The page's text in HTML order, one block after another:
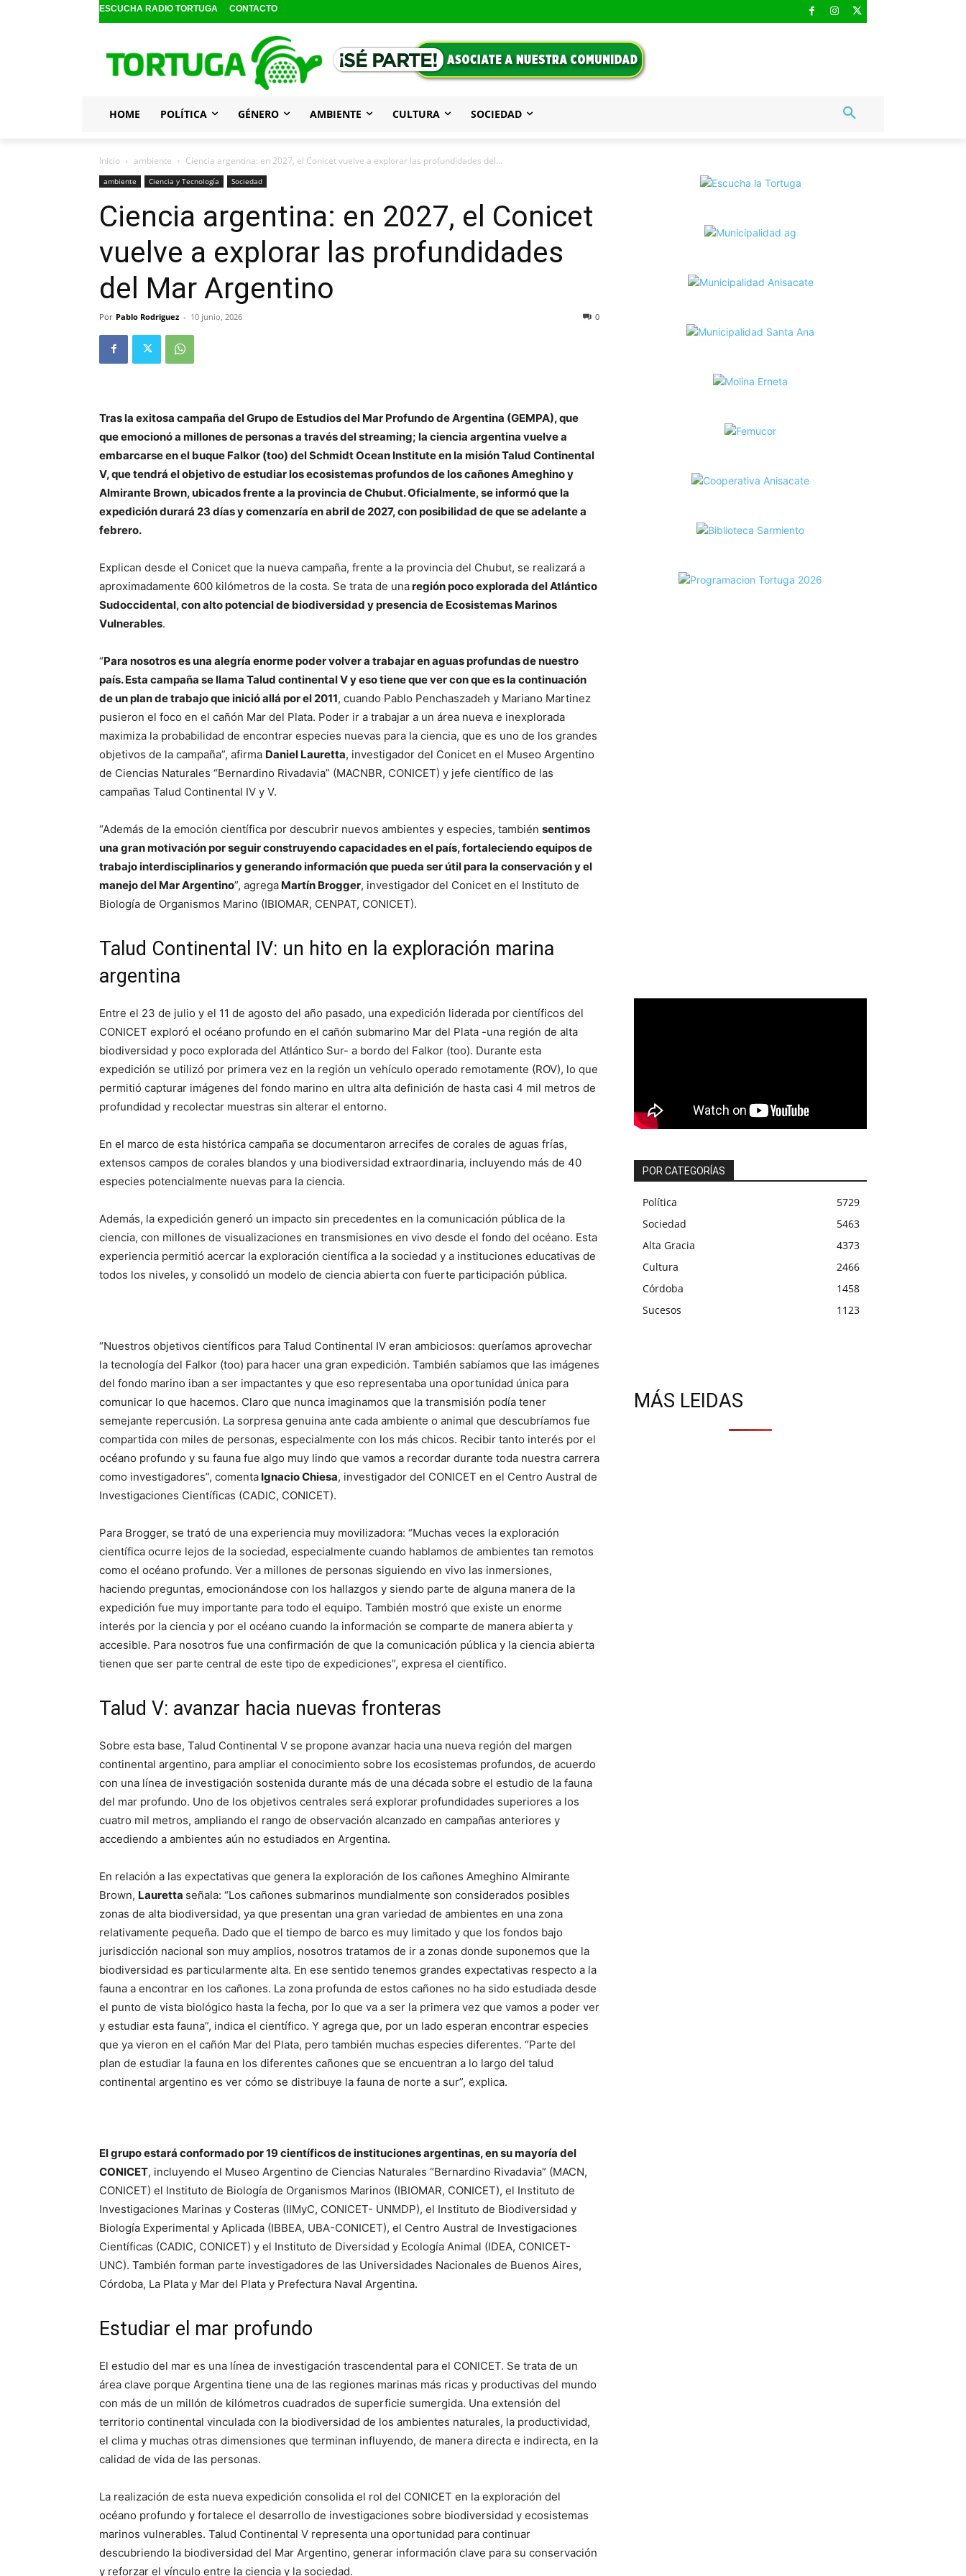
ESCUCHA RADIO TORTUGA CONTACTO
HOME POLÍTICA GÉNERO AMBIENTE CULTURA SOCIEDAD
Inicio ambiente Ciencia argentina: en 2027, el Conicet vuelve a explorar las profundidades del...
ambiente Ciencia y Tecnología Sociedad
Ciencia argentina: en 2027, el Conicet
vuelve a explorar las profundidades
del Mar Argentino
Por Pablo Rodriguez - 10 junio, 2026 0
Tras la exitosa campaña del Grupo de Estudios del Mar Profundo de Argentina (GEMPA), que
que emocionó a millones de personas a través del streaming; la ciencia argentina vuelve a
embarcarse en el buque Falkor (too) del Schmidt Ocean Institute en la misión Talud Continental
V, que tendrá el objetivo de estudiar los ecosistemas profundos de los cañones Ameghino y
Almirante Brown, ubicados frente a la provincia de Chubut. Oficialmente, se informó que la
expedición durará 23 días y comenzaría en abril de 2027, con posibilidad de que se adelante a
febrero.
Explican desde el Conicet que la nueva campaña, frente a la provincia del Chubut, se realizará a
aproximadamente 600 kilómetros de la costa. Se trata de unaregión poco explorada del Atlántico
Sudoccidental, con alto potencial de biodiversidad y presencia de Ecosistemas Marinos
Vulnerables.
“Para nosotros es una alegría enorme poder volver a trabajar en aguas profundas de nuestro
país. Esta campaña se llama Talud continental V y eso tiene que ver con que es la continuación
de un plan de trabajo que inició allá por el 2011, cuando Pablo Penchaszadeh y Mariano Martinez
pusieron el foco en el cañón Mar del Plata. Poder ir a trabajar a un área nueva e inexplorada
maximiza la probabilidad de encontrar especies nuevas para la ciencia, que es uno de los grandes
objetivos de la campaña”, afirma Daniel Lauretta, investigador del Conicet en el Museo Argentino
de Ciencias Naturales “Bernardino Rivadavia” (MACNBR, CONICET) y jefe científico de las
campañas Talud Continental IV y V.
“Además de la emoción científica por descubrir nuevos ambientes y especies, también sentimos
una gran motivación por seguir construyendo capacidades en el país, fortaleciendo equipos de
trabajo interdisciplinarios y generando información que pueda ser útil para la conservación y el
manejo del Mar Argentino”, agrega Martín Brogger, investigador del Conicet en el Instituto de
Biología de Organismos Marino (IBIOMAR, CENPAT, CONICET).
Talud Continental IV: un hito en la exploración marina
argentina
Entre el 23 de julio y el 11 de agosto del año pasado, una expedición liderada por científicos del
CONICET exploró el océano profundo en el cañón submarino Mar del Plata -una región de alta
biodiversidad y poco explorada del Atlántico Sur- a bordo del Falkor (too). Durante esta
expedición se utilizó por primera vez en la región un vehículo operado remotamente (ROV), lo que
permitió capturar imágenes del fondo marino en ultra alta definición de hasta casi 4 mil metros de
profundidad y recolectar muestras sin alterar el entorno.
En el marco de esta histórica campaña se documentaron arrecifes de corales de aguas frías,
extensos campos de corales blandos y una biodiversidad extraordinaria, incluyendo más de 40
especies potencialmente nuevas para la ciencia.
Además, la expedición generó un impacto sin precedentes en la comunicación pública de la
ciencia, con millones de visualizaciones en transmisiones en vivo desde el fondo del océano. Esta
experiencia permitió acercar la exploración científica a la sociedad y a instituciones educativas de
todos los niveles, y consolidó un modelo de ciencia abierta con fuerte participación pública.
“Nuestros objetivos científicos para Talud Continental IV eran ambiciosos: queríamos aprovechar
la tecnología del Falkor (too) para hacer una gran expedición. También sabíamos que las imágenes
del fondo marino iban a ser impactantes y que eso representaba una oportunidad única para
comunicar lo que hacemos. Claro que nunca imaginamos que la transmisión podía tener
semejante repercusión. La sorpresa genuina ante cada ambiente o animal que descubríamos fue
compartida con miles de personas, especialmente con los más chicos. Recibir tanto interés por el
océano profundo y su fauna fue algo muy lindo que vamos a recordar durante toda nuestra carrera
como investigadores”, comenta Ignacio Chiesa, investigador del CONICET en el Centro Austral de
Investigaciones Científicas (CADIC, CONICET).
Para Brogger, se trató de una experiencia muy movilizadora: “Muchas veces la exploración
científica ocurre lejos de la sociedad, especialmente cuando hablamos de ambientes tan remotos
como el océano profundo. Ver a millones de personas siguiendo en vivo las inmersiones,
haciendo preguntas, emocionándose con los hallazgos y siendo parte de alguna manera de la
expedición fue muy importante para todo el equipo. También mostró que existe un enorme
interés por la ciencia y por el océano cuando la información se comparte de manera abierta y
accesible. Para nosotros fue una confirmación de que la comunicación pública y la ciencia abierta
tienen que ser parte central de este tipo de expediciones”, expresa el científico.
Talud V: avanzar hacia nuevas fronteras
Sobre esta base, Talud Continental V se propone avanzar hacia una nueva región del margen
continental argentino, para ampliar el conocimiento sobre los ecosistemas profundos, de acuerdo
con una línea de investigación sostenida durante más de una década sobre el estudio de la fauna
del mar profundo. Uno de los objetivos centrales será explorar profundidades superiores a los
cuatro mil metros, ampliando el rango de observación alcanzado en campañas anteriores y
accediendo a ambientes aún no estudiados en Argentina.
En relación a las expectativas que genera la exploración de los cañones Ameghino Almirante
Brown, Lauretta señala: “Los cañones submarinos mundialmente son considerados posibles
zonas de alta biodiversidad, ya que presentan una gran variedad de ambientes en una zona
relativamente pequeña. Dado que el tiempo de barco es muy limitado y que los fondos bajo
jurisdicción nacional son muy amplios, nosotros tratamos de ir a zonas donde suponemos que la
biodiversidad es particularmente alta. En ese sentido tenemos grandes expectativas respecto a la
fauna a encontrar en los cañones. La zona profunda de estos cañones no ha sido estudiada desde
el punto de vista biológico hasta la fecha, por lo que va a ser la primera vez que vamos a poder ver
y estudiar esta fauna”, indica el científico. Y agrega que, por un lado esperan encontrar especies
que ya vieron en el cañón Mar del Plata, pero también muchas especies diferentes. “Parte del
plan de estudiar la fauna en los diferentes cañones que se encuentran a lo largo del talud
continental argentino es ver cómo se distribuye la fauna de norte a sur”, explica.
El grupo estará conformado por 19 científicos de instituciones argentinas, en su mayoría del
CONICET, incluyendo el Museo Argentino de Ciencias Naturales “Bernardino Rivadavia” (MACN,
CONICET) el Instituto de Biología de Organismos Marinos (IBIOMAR, CONICET), el Instituto de
Investigaciones Marinas y Costeras (IIMyC, CONICET- UNMDP), el Instituto de Biodiversidad y
Biología Experimental y Aplicada (IBBEA, UBA-CONICET), el Centro Austral de Investigaciones
Científicas (CADIC, CONICET) y el Instituto de Diversidad y Ecología Animal (IDEA, CONICET-
UNC). También forman parte investigadores de las Universidades Nacionales de Buenos Aires,
Córdoba, La Plata y Mar del Plata y Prefectura Naval Argentina.
Estudiar el mar profundo
El estudio del mar es una línea de investigación trascendental para el CONICET. Se trata de un
área clave porque Argentina tiene una de las regiones marinas más ricas y productivas del mundo
con más de un millón de kilómetros cuadrados de superficie sumergida. Una extensión del
territorio continental vinculada con la biodiversidad de los ambientes naturales, la productividad,
el clima y muchas otras dimensiones que terminan influyendo, de manera directa e indirecta, en la
calidad de vida de las personas.
La realización de esta nueva expedición consolida el rol del CONICET en la exploración del
océano profundo y fortalece el desarrollo de investigaciones sobre biodiversidad y ecosistemas
marinos vulnerables. Talud Continental V representa una oportunidad para continuar
descubriendo la biodiversidad del Mar Argentino, generar información clave para su conservación
y reforzar el vínculo entre la ciencia y la sociedad.
POR CATEGORÍAS
Política
5729
Sociedad
5463
Alta Gracia
4373
Cultura
2466
Córdoba
1458
Sucesos
1123
MÁS LEIDAS